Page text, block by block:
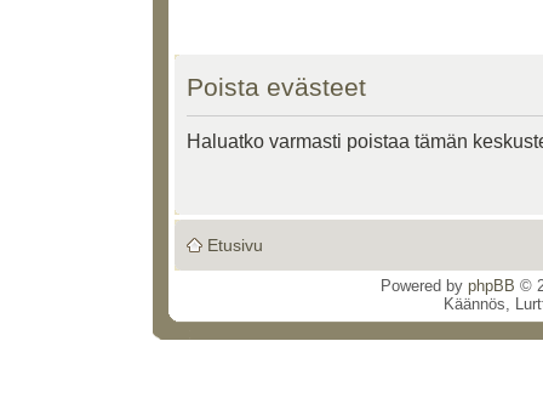
Poista evästeet
Haluatko varmasti poistaa tämän
Etusivu
Powered by phpBB ©
Käännös,